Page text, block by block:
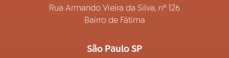
Rua Armando Vieira da Silva, nº 126
Bairro de Fátima
São Paulo SP